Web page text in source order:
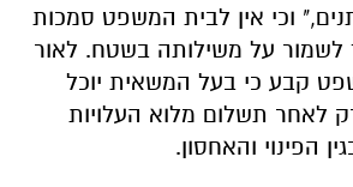
וכי אין לבית המשפט סמכות
לשמור על משילותה בשטח. לאור
קבע כי בעל המשאית יוכל
לאחר תשלום מלוא העלויות
הפינוי והאחסון.